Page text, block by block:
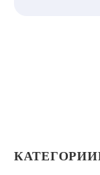
КАТЕГОРИИ